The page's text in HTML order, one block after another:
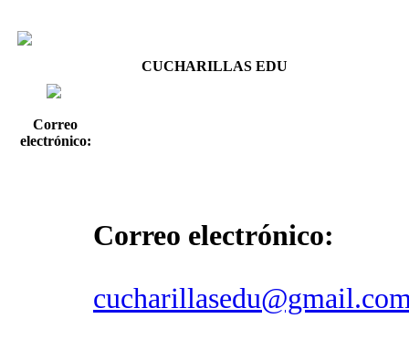
CUCHARILLAS EDU
Correo electrónico:
Correo
electrónico: